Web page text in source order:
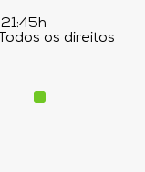
os direitos